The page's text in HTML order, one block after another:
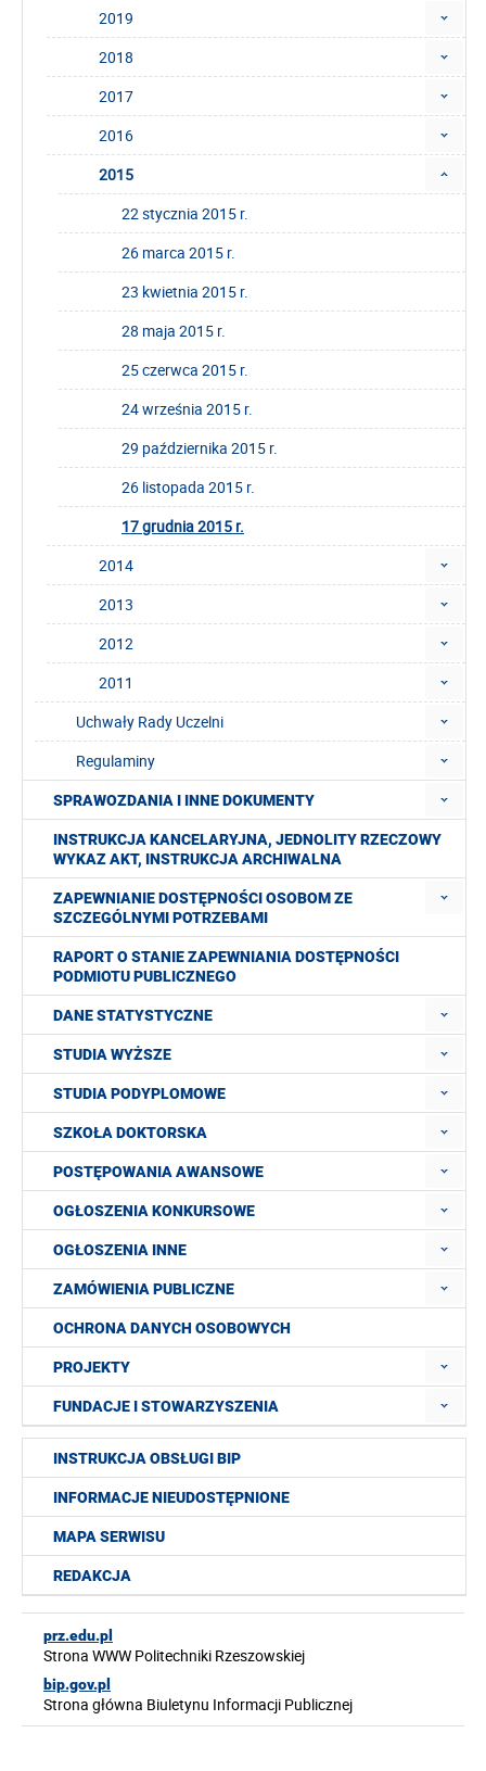
2019
2018
2017
2016
2015
22 stycznia 2015 r.
26 marca 2015 r.
23 kwietnia 2015 r.
28 maja 2015 r.
25 czerwca 2015 r.
24 września 2015 r.
29 października 2015 r.
26 listopada 2015 r.
17 grudnia 2015 r.
2014
2013
2012
2011
Uchwały Rady Uczelni
Regulaminy
SPRAWOZDANIA I INNE DOKUMENTY
INSTRUKCJA KANCELARYJNA, JEDNOLITY RZECZOWY
WYKAZ AKT, INSTRUKCJA ARCHIWALNA
ZAPEWNIANIE DOSTĘPNOŚCI OSOBOM ZE
SZCZEGÓLNYMI POTRZEBAMI
RAPORT O STANIE ZAPEWNIANIA DOSTĘPNOŚCI
PODMIOTU PUBLICZNEGO
DANE STATYSTYCZNE
STUDIA WYŻSZE
STUDIA PODYPLOMOWE
SZKOŁA DOKTORSKA
POSTĘPOWANIA AWANSOWE
OGŁOSZENIA KONKURSOWE
OGŁOSZENIA INNE
ZAMÓWIENIA PUBLICZNE
OCHRONA DANYCH OSOBOWYCH
PROJEKTY
FUNDACJE I STOWARZYSZENIA
INSTRUKCJA OBSŁUGI BIP
INFORMACJE NIEUDOSTĘPNIONE
MAPA SERWISU
REDAKCJA
prz.edu.pl
Strona WWW Politechniki Rzeszowskiej
bip.gov.pl
Strona główna Biuletynu Informacji Publicznej